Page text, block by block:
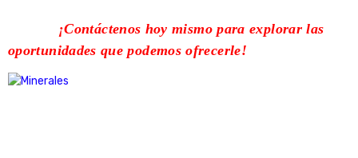
¡Contáctenos hoy mismo para explorar las
oportunidades que podemos ofrecerle!